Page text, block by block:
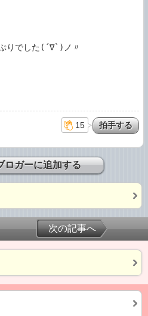
りでした(´∇`)ノ〃
15
ロガーに追加する
次の記事へ